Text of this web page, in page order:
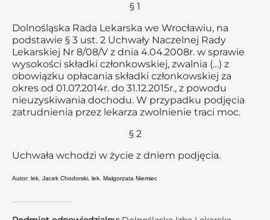
§ 1
Dolnośląska Rada Lekarska we Wrocławiu, na
podstawie § 3 ust. 2 Uchwały Naczelnej Rady
Lekarskiej Nr 8/08/V z dnia 4.04.2008r. w sprawie
wysokości składki członkowskiej, zwalnia (…) z
obowiązku opłacania składki członkowskiej za
okres od 01.07.2014r. do 31.12.2015r., z powodu
nieuzyskiwania dochodu. W przypadku podjęcia
zatrudnienia przez lekarza zwolnienie traci moc.
§ 2
Uchwała wchodzi w życie z dniem podjęcia.
Autor: lek. Jacek Chodorski, lek. Małgorzata Niemiec